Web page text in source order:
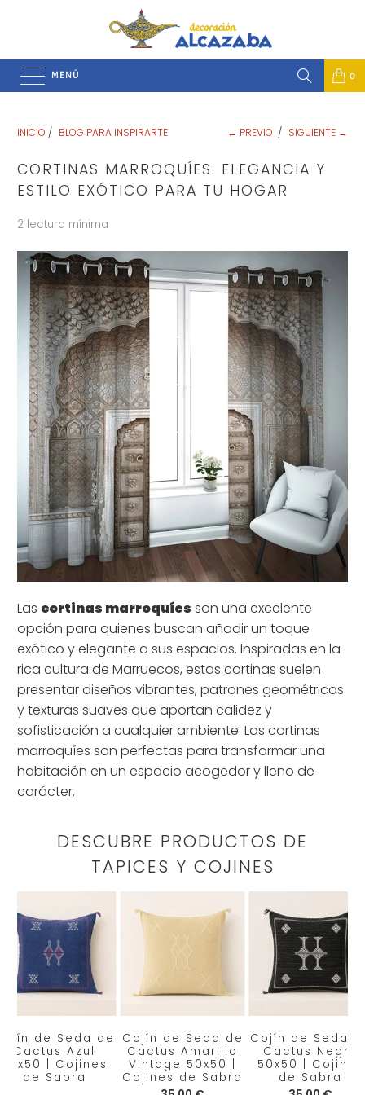
MENÚ 0
INICIO / BLOG PARA INSPIRARTE ← PREVIO / SIGUIENTE →
CORTINAS MARROQUÍES: ELEGANCIA Y
ESTILO EXÓTICO PARA TU HOGAR
2 lectura mínima
Las cortinas marroquíes son una excelente
opción para quienes buscan añadir un toque
exótico y elegante a sus espacios. Inspiradas en la
rica cultura de Marruecos, estas cortinas suelen
presentar diseños vibrantes, patrones geométricos
y texturas suaves que aportan calidez y
sofisticación a cualquier ambiente. Las cortinas
marroquíes son perfectas para transformar una
habitación en un espacio acogedor y lleno de
carácter.
DESCUBRE PRODUCTOS DE
TAPICES Y COJINES
de Seda de
Cactus Azul
50x50 | Cojines
de Sabra
Cojín de Seda de
Cactus Amarillo
Vintage 50x50 |
Cojines de Sabra
Cojín de Seda
Cactus Negro
50x50 | Cojines
de Sabra